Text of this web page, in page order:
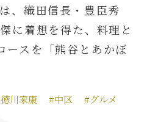
、織田信長・豊臣秀
に着想を得た、料理と
ースを「熊谷とあかぼ
川家康 #中区
#グルメ